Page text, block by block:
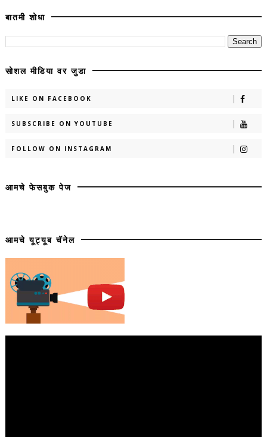
बातमी शोधा
सोशल मीडिया वर जुडा
LIKE ON FACEBOOK
SUBSCRIBE ON YOUTUBE
FOLLOW ON INSTAGRAM
आमचे फेसबुक पेज
आमचे यूट्यूब चॅनेल